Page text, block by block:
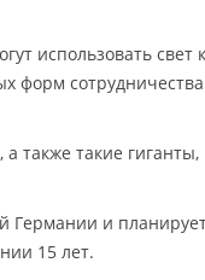
использовать свет
форм сотрудничества
также такие гиганты,
Германии и
15 лет.